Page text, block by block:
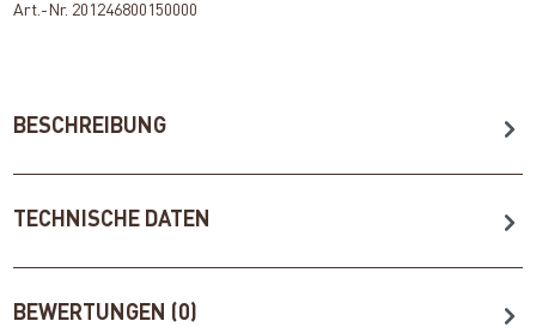
Art.-Nr. 201246800150000
BESCHREIBUNG
TECHNISCHE DATEN
BEWERTUNGEN (0)